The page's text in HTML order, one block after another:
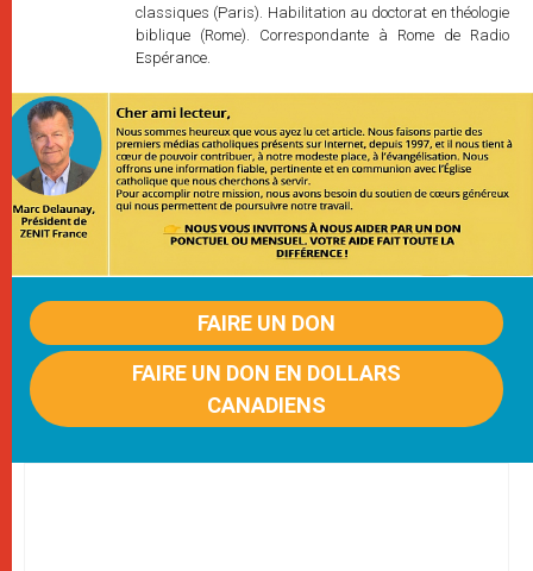
classiques (Paris). Habilitation au doctorat en théologie
biblique (Rome). Correspondante à Rome de Radio
Espérance.
FAIRE UN DON
FAIRE UN DON EN DOLLARS
CANADIENS